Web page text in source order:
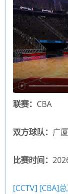
联赛： CBA
双方球队： 广
比赛时间：
[CCTV] [CBA]